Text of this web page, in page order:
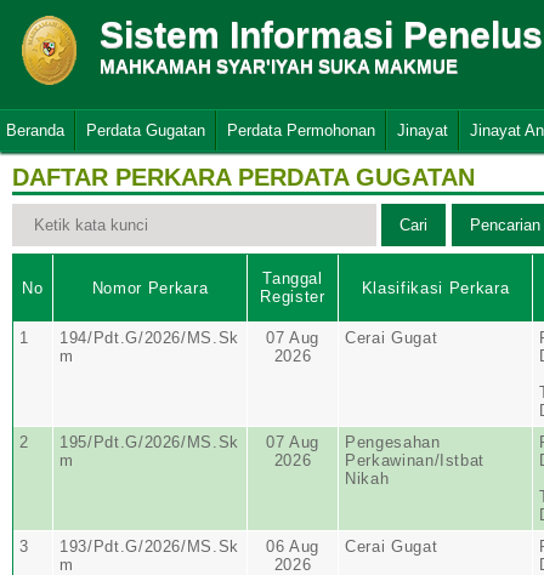
Sistem Informasi
MAHKAMAH SYAR'IYAH SUKA MAKMUE
Beranda Perdata Gugatan Perdata Permohonan Jinayat Jinayat
DAFTAR PERKARA PERDATA GUGATAN
No Nomor Perkara
Tanggal
Register
Klasifikasi Perkara
1
194/Pdt.G/2026/MS.Sk
m
07 Aug
2026
Cerai Gugat
2
195/Pdt.G/2026/MS.Sk
m
07 Aug
2026
Pengesahan
Perkawinan/Istbat
Nikah
3
193/Pdt.G/2026/MS.Sk
m
06 Aug
2026
Cerai Gugat